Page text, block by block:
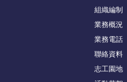
組織編制
業務概況
業務電話
聯絡資料
志工園地